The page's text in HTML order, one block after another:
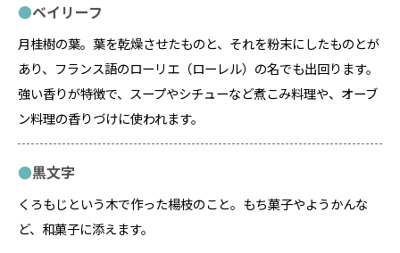
ベイリーフ
月桂樹の葉。葉を乾燥させたものと、それを粉末にしたものとが
あり、フランス語のローリエ（ローレル）の名でも出回ります。
強い香りが特徴で、スープやシチューなど煮こみ料理や、オーブ
ン料理の香りづけに使われます。
黒文字
くろもじという木で作った楊枝のこと。もち菓子やようかんな
ど、和菓子に添えます。